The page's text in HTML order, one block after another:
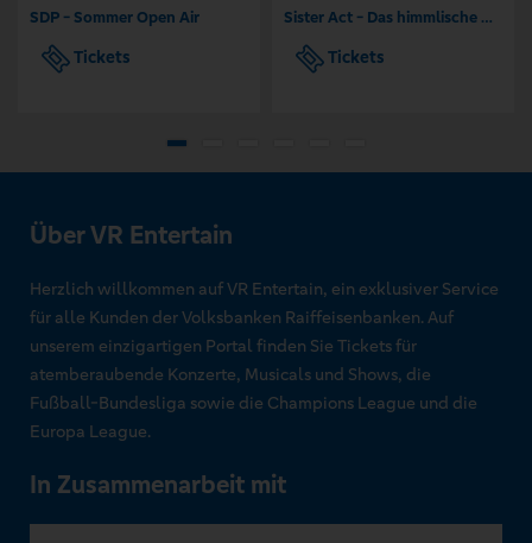
SDP - Sommer Open Air
Tickets
Sister Act - Das himmlische Musical
Tickets
Über VR Entertain
Herzlich willkommen auf VR Entertain, ein exklusiver Service
für alle Kunden der Volksbanken Raiffeisenbanken. Auf
unserem einzigartigen Portal finden Sie Tickets für
atemberaubende Konzerte, Musicals und Shows, die
Fußball-Bundesliga sowie die Champions League und die
Europa League.
In Zusammenarbeit mit